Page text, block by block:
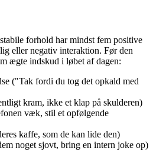
forhold har mindst fem positive
eller negativ interaktion. Før den
ægte indskud i løbet af dagen:
("Tak fordi du tog det opkald med
kram, ikke et klap på skulderen)
væk, stil et opfølgende
kaffe, som de kan lide den)
noget sjovt, bring en intern joke op)